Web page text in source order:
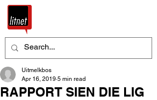
RAPPORT SIEN DIE LIG
Uitmelkbos
Apr 16, 2019 5 min read